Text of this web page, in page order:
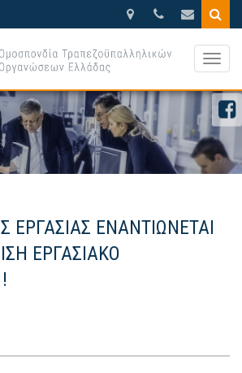
210.3388270
Βησσαρίωνος
ΕΡΓΑΣΙΑΣ ΕΝΑΝΤΙΩΝΕΤΑΙ
ΕΡΓΑΣΙΑΚΟ